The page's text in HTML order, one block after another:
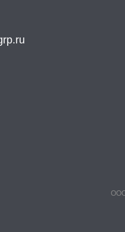
ООО